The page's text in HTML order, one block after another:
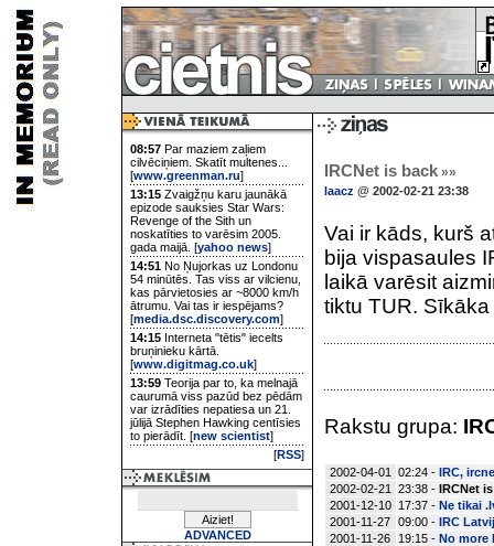
08:57 Par maziem zaļiem
cilvēciņiem. Skatīt multenes...
[www.greenman.ru]
13:15 Zvaigžņu karu jaunākā
epizode sauksies Star Wars:
Revenge of the Sith un
noskatīties to varēsim 2005.
gada maijā. [yahoo news]
14:51 No Ņujorkas uz Londonu
54 minūtēs. Tas viss ar vilcienu,
kas pārvietosies ar ~8000 km/h
ātrumu. Vai tas ir iespējams?
[media.dsc.discovery.com]
14:15 Interneta "tētis" iecelts
bruņinieku kārtā.
[www.digitmag.co.uk]
13:59 Teorija par to, ka melnajā
caurumā viss pazūd bez pēdām
var izrādīties nepatiesa un 21.
jūlijā Stephen Hawking centīsies
to pierādīt. [new scientist]
[RSS]
ADVANCED
IRCNet is back »»
laacz @ 2002-02-21 23:38
Vai ir kāds, kurš
bija vispasaules
laikā varēsit
tiktu TUR.
Rakstu grupa:
2002-04-01 02:24 - IRC,
2002-02-21
23:38 - IRCNet
2001-12-10 17:37 - Ne tikai
2001-11-27 09:00 - IRC
2001-11-26
19:15 - No more